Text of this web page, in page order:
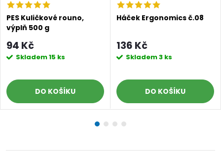
PES Kuličkové rouno,
výplň 500 g
94 Kč
Skladem15 ks
DO KOŠÍKU
Háček Ergonomics č.08
136 Kč
Skladem3 ks
DO KOŠÍKU